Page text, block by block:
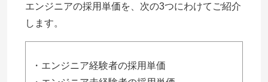
エンジニアの採用単価を、次の3つにわけてご紹介
します。
・エンジニア経験者の採用単価